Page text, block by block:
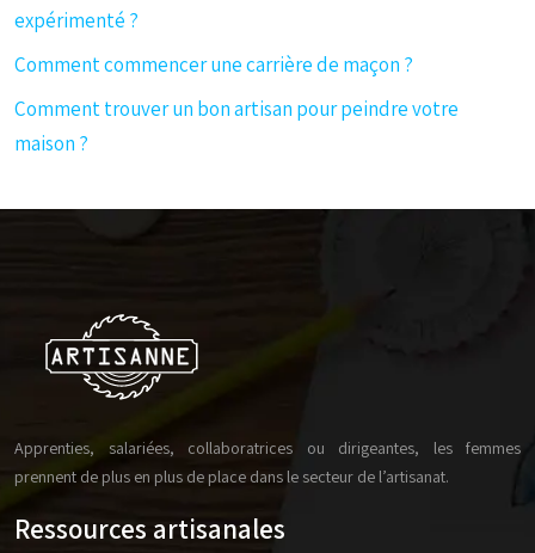
expérimenté ?
Comment commencer une carrière de maçon ?
Comment trouver un bon artisan pour peindre votre
maison ?
Apprenties, salariées, collaboratrices ou dirigeantes, les femmes
prennent de plus en plus de place dans le secteur de l’artisanat.
Ressources artisanales